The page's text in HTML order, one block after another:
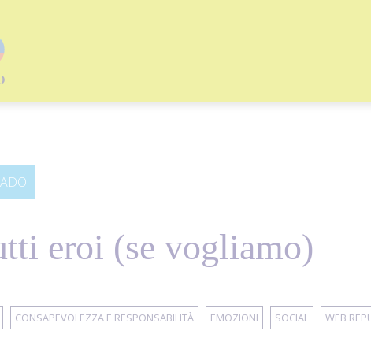
eroi (se vogliamo)
CONSAPEVOLEZZA E RESPONSABILITÀ EMOZIONI SOCIAL WEB